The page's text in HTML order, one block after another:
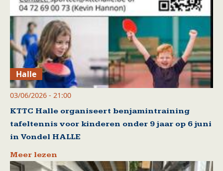
Halle
03/06/2026 - 21:00
KTTC Halle organiseert benjamintraining
tafeltennis voor kinderen onder 9 jaar op 6 juni
in Vondel HALLE
Meer lezen